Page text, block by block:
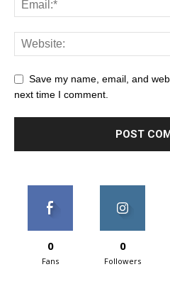
Save my name, email, and
next time I comment.
0
Fans
0
Followers